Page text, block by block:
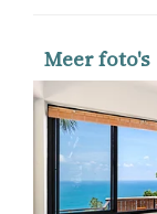
Meer foto's